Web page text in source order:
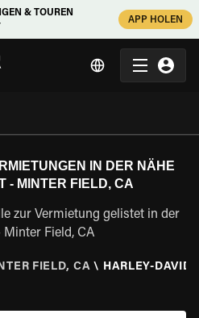
& TOUREN
APP HOLEN
IN DER NÄHE
- MINTER FIELD, CA
zur Vermietung gelistet in der
Field, CA
FIELD, CA \ HARLEY-